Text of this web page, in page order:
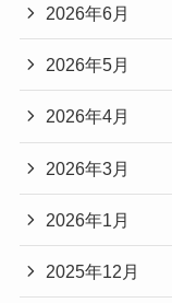
2026年6月
2026年5月
2026年4月
2026年3月
2026年1月
2025年12月